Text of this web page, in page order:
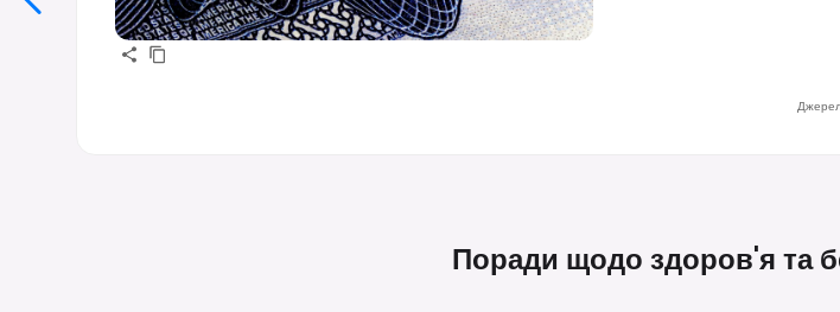
Поради щодо здоров'я та